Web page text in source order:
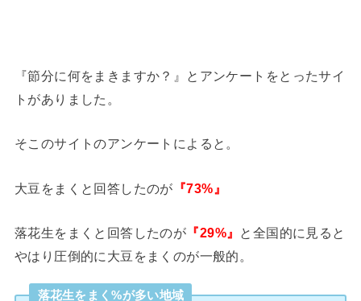
『節分に何をまきますか？』とアンケートをとったサイ
トがありました。
そこのサイトのアンケートによると。
大豆をまくと回答したのが 『73%』
落花生をまくと回答したのが 『29%』 と全国的に見ると
やはり圧倒的に大豆をまくのが一般的。
落花生をまく%が多い地域